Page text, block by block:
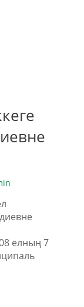
елның 7